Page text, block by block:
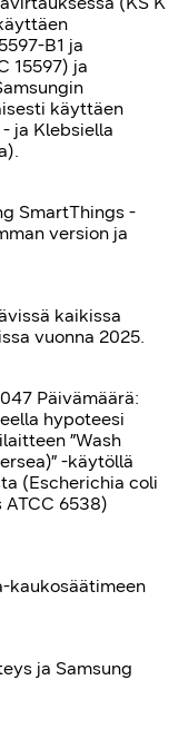
B1 ja
15597) ja
käyttäen
ja Klebsiella
SmartThings -
version ja
kaikissa
vuonna 2025.
Päivämäärä:
hypoteesi
”Wash
-käytöllä
(Escherichia coli
ATCC 6538)
kaukosäätimeen
ja Samsung